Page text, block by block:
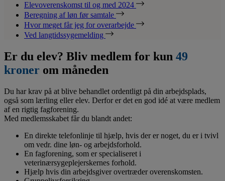
Elevoverenskomst til og med 2024
Beregning af løn før samtale
Hvor meget får jeg for overarbejde
Ved langtidssygemelding
Er du elev? Bliv medlem for kun 49
kroner om måneden
Du har krav på at blive behandlet ordentligt på din arbejdsplads,
også som lærling eller elev. Derfor er det en god idé at være medlem
af en rigtig fagforening.
Med medlemsskabet får du blandt andet:
En direkte telefonlinje til hjælp, hvis der er noget, du er i tvivl
om vedr. dine løn- og arbejdsforhold.
En fagforening, som er specialiseret i
veterinærsygeplejerskernes forhold.
Hjælp hvis din arbejdsgiver overtræder overenskomsten.